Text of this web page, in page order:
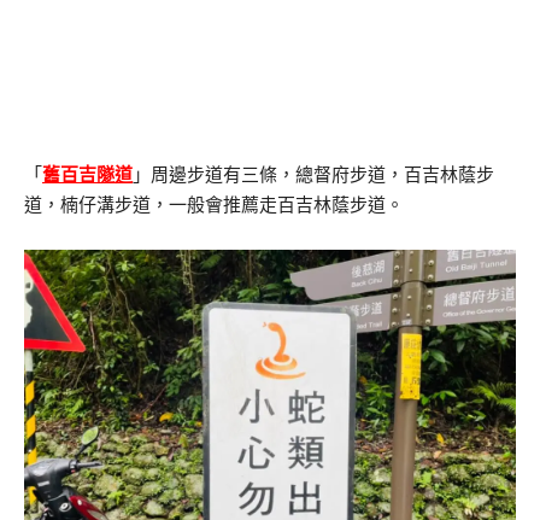
「 舊百吉隧道 」周邊步道有三條，總督府步道，百吉林蔭步
道，楠仔溝步道，一般會推薦走百吉林蔭步道。